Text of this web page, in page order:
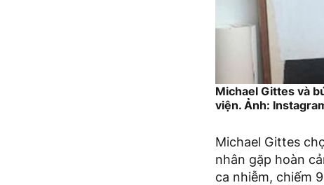
Michael Gittes và
viện. Ảnh:
Michael Gittes
nhân gặp hoàn
ca nhiễm, chiếm